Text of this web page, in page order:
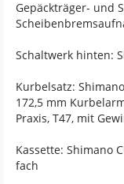
Gepäckträger- und
Schaltwerk hinten:
Kurbelsatz:
172,5 mm
Praxis, T47, mit
Kassette: Shimano
fach